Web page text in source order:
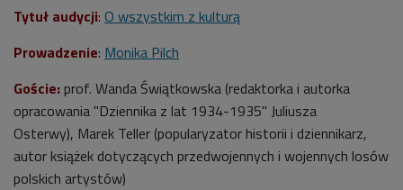
Tytuł audycji: O wszystkim z kulturą
Prowadzenie: Monika Pilch
Goście: prof. Wanda Świątkowska (redaktorka i autorka
opracowania "Dziennika z lat 1934-1935" Juliusza
Osterwy), Marek Teller (popularyzator historii i dziennikarz,
autor książek dotyczących przedwojennych i wojennych losów
polskich artystów)